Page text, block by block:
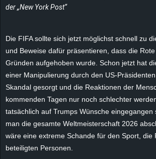
der „New York Post“
Die FIFA sollte sich jetzt möglichst schnell zu
und Beweise dafür präsentieren, dass die
Gründen aufgehoben wurde. Schon jetzt hat
einer Manipulierung durch den US-
Skandal gesorgt und die Reaktionen der
kommenden Tagen nur noch schlechter
tatsächlich auf Trumps Wünsche eingegangen
man die gesamte Weltmeisterschaft 2026
wäre eine extreme Schande für den Sport, die
beteiligten Personen.